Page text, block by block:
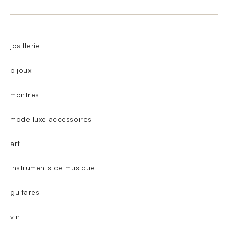
joaillerie
bijoux
montres
mode luxe accessoires
art
instruments de musique
guitares
vin